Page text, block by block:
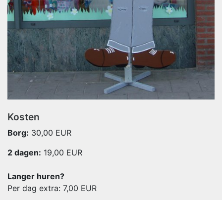
Kosten
Borg: 30,00 EUR
2 dagen: 19,00 EUR
Langer huren?
Per dag extra: 7,00 EUR